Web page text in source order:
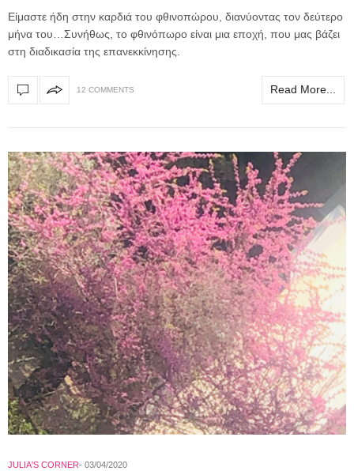
Είμαστε ήδη στην καρδιά του φθινοπώρου, διανύοντας τον δεύτερο
μήνα του…Συνήθως, το φθινόπωρο είναι μια εποχή, που μας βάζει
στη διαδικασία της επανεκκίνησης.
12 COMMENTS Read More...
JULIA'S CORNER 03/04/2020